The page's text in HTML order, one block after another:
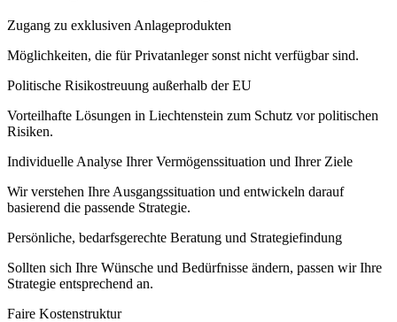
Zugang zu exklusiven Anlageprodukten
Möglichkeiten, die für Privatanleger sonst nicht verfügbar sind.
Politische Risikostreuung außerhalb der EU
Vorteilhafte Lösungen in Liechtenstein zum Schutz vor politischen
Risiken.
Individuelle Analyse Ihrer Vermögenssituation und Ihrer Ziele
Wir verstehen Ihre Ausgangssituation und entwickeln darauf
basierend die passende Strategie.
Persönliche, bedarfsgerechte Beratung und Strategiefindung
Sollten sich Ihre Wünsche und Bedürfnisse ändern, passen wir Ihre
Strategie entsprechend an.
Faire Kostenstruktur